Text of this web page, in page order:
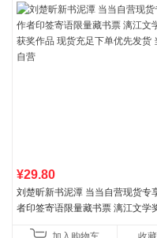
¥29.80
刘楚昕新书泥潭 当当自营现货专
者印签寄语限量藏书票 漓江文学